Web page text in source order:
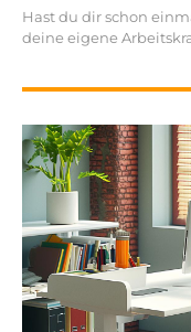
Hast du dir schon
deine eigene